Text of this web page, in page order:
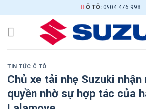
to
content
Ô TÔ: 0904.476.998
TIN TỨC Ô TÔ
Chủ xe tải nhẹ Suzuki nhận
quyền nhờ sự hợp tác của